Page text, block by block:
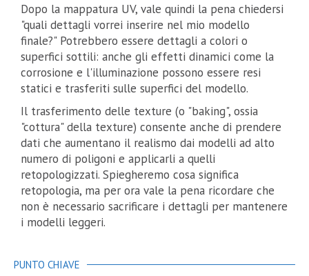
Dopo la mappatura UV, vale quindi la pena chiedersi
"quali dettagli vorrei inserire nel mio modello
finale?" Potrebbero essere dettagli a colori o
superfici sottili: anche gli effetti dinamici come la
corrosione e l'illuminazione possono essere resi
statici e trasferiti sulle superfici del modello.
Il trasferimento delle texture (o "baking", ossia
"cottura" della texture) consente anche di prendere
dati che aumentano il realismo dai modelli ad alto
numero di poligoni e applicarli a quelli
retopologizzati. Spiegheremo cosa significa
retopologia, ma per ora vale la pena ricordare che
non è necessario sacrificare i dettagli per mantenere
i modelli leggeri.
PUNTO CHIAVE